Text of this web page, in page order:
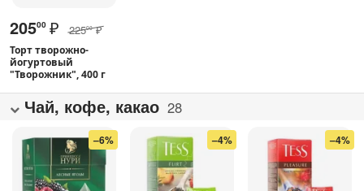
20500 ₽ 22500 ₽
Торт творожно-
йогуртовый
"Творожник", 400 г
Чай, кофе, какао 28
–6% –4% –4%